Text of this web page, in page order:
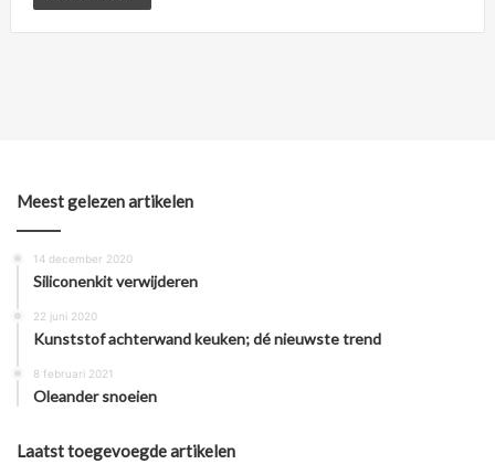
Meest gelezen artikelen
14 december 2020
Siliconenkit verwijderen
22 juni 2020
Kunststof achterwand keuken; dé nieuwste trend
8 februari 2021
Oleander snoeien
Laatst toegevoegde artikelen